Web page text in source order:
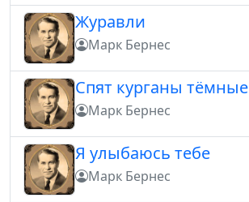
Журавли
Марк Бернес
Спят курганы тёмные
Марк Бернес
Я улыбаюсь тебе
Марк Бернес